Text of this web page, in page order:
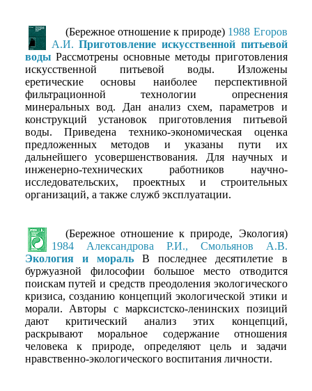
(Бережное отношение к природе) 1988 Егоров
А.И.Приготовление искусственной питьевой
воды Рассмотрены основные методы приготовления
искусственной питьевой воды. Изложены
еретические основы наиболее перспективной
фильтрационной технологии опреснения
минеральных вод. Дан анализ схем, параметров и
конструкций установок приготовления питьевой
воды. Приведена технико-экономическая оценка
предложенных методов и указаны пути их
дальнейшего усовершенствования. Для научных и
инженерно-технических работников научно-
исследовательских, проектных и строительных
организаций, а также служб эксплуатации.
(Бережное отношение к природе, Экология)
1984 Александрова Р.И., Смольянов А.В.
Экология и моральВ последнее десятилетие в
буржуазной философии большое место отводится
поискам путей и средств преодоления экологического
кризиса, созданию концепций экологической этики и
морали. Авторы с марксистско-ленинских позиций
дают критический анализ этих концепций,
раскрывают моральное содержание отношения
человека к природе, определяют цель и задачи
нравственно-экологического воспитания личности.